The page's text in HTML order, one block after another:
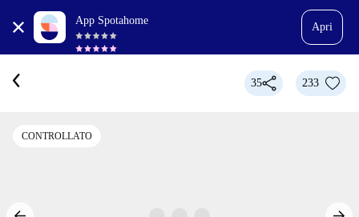
App Spotahome
Apri
35 233
CONTROLLATO